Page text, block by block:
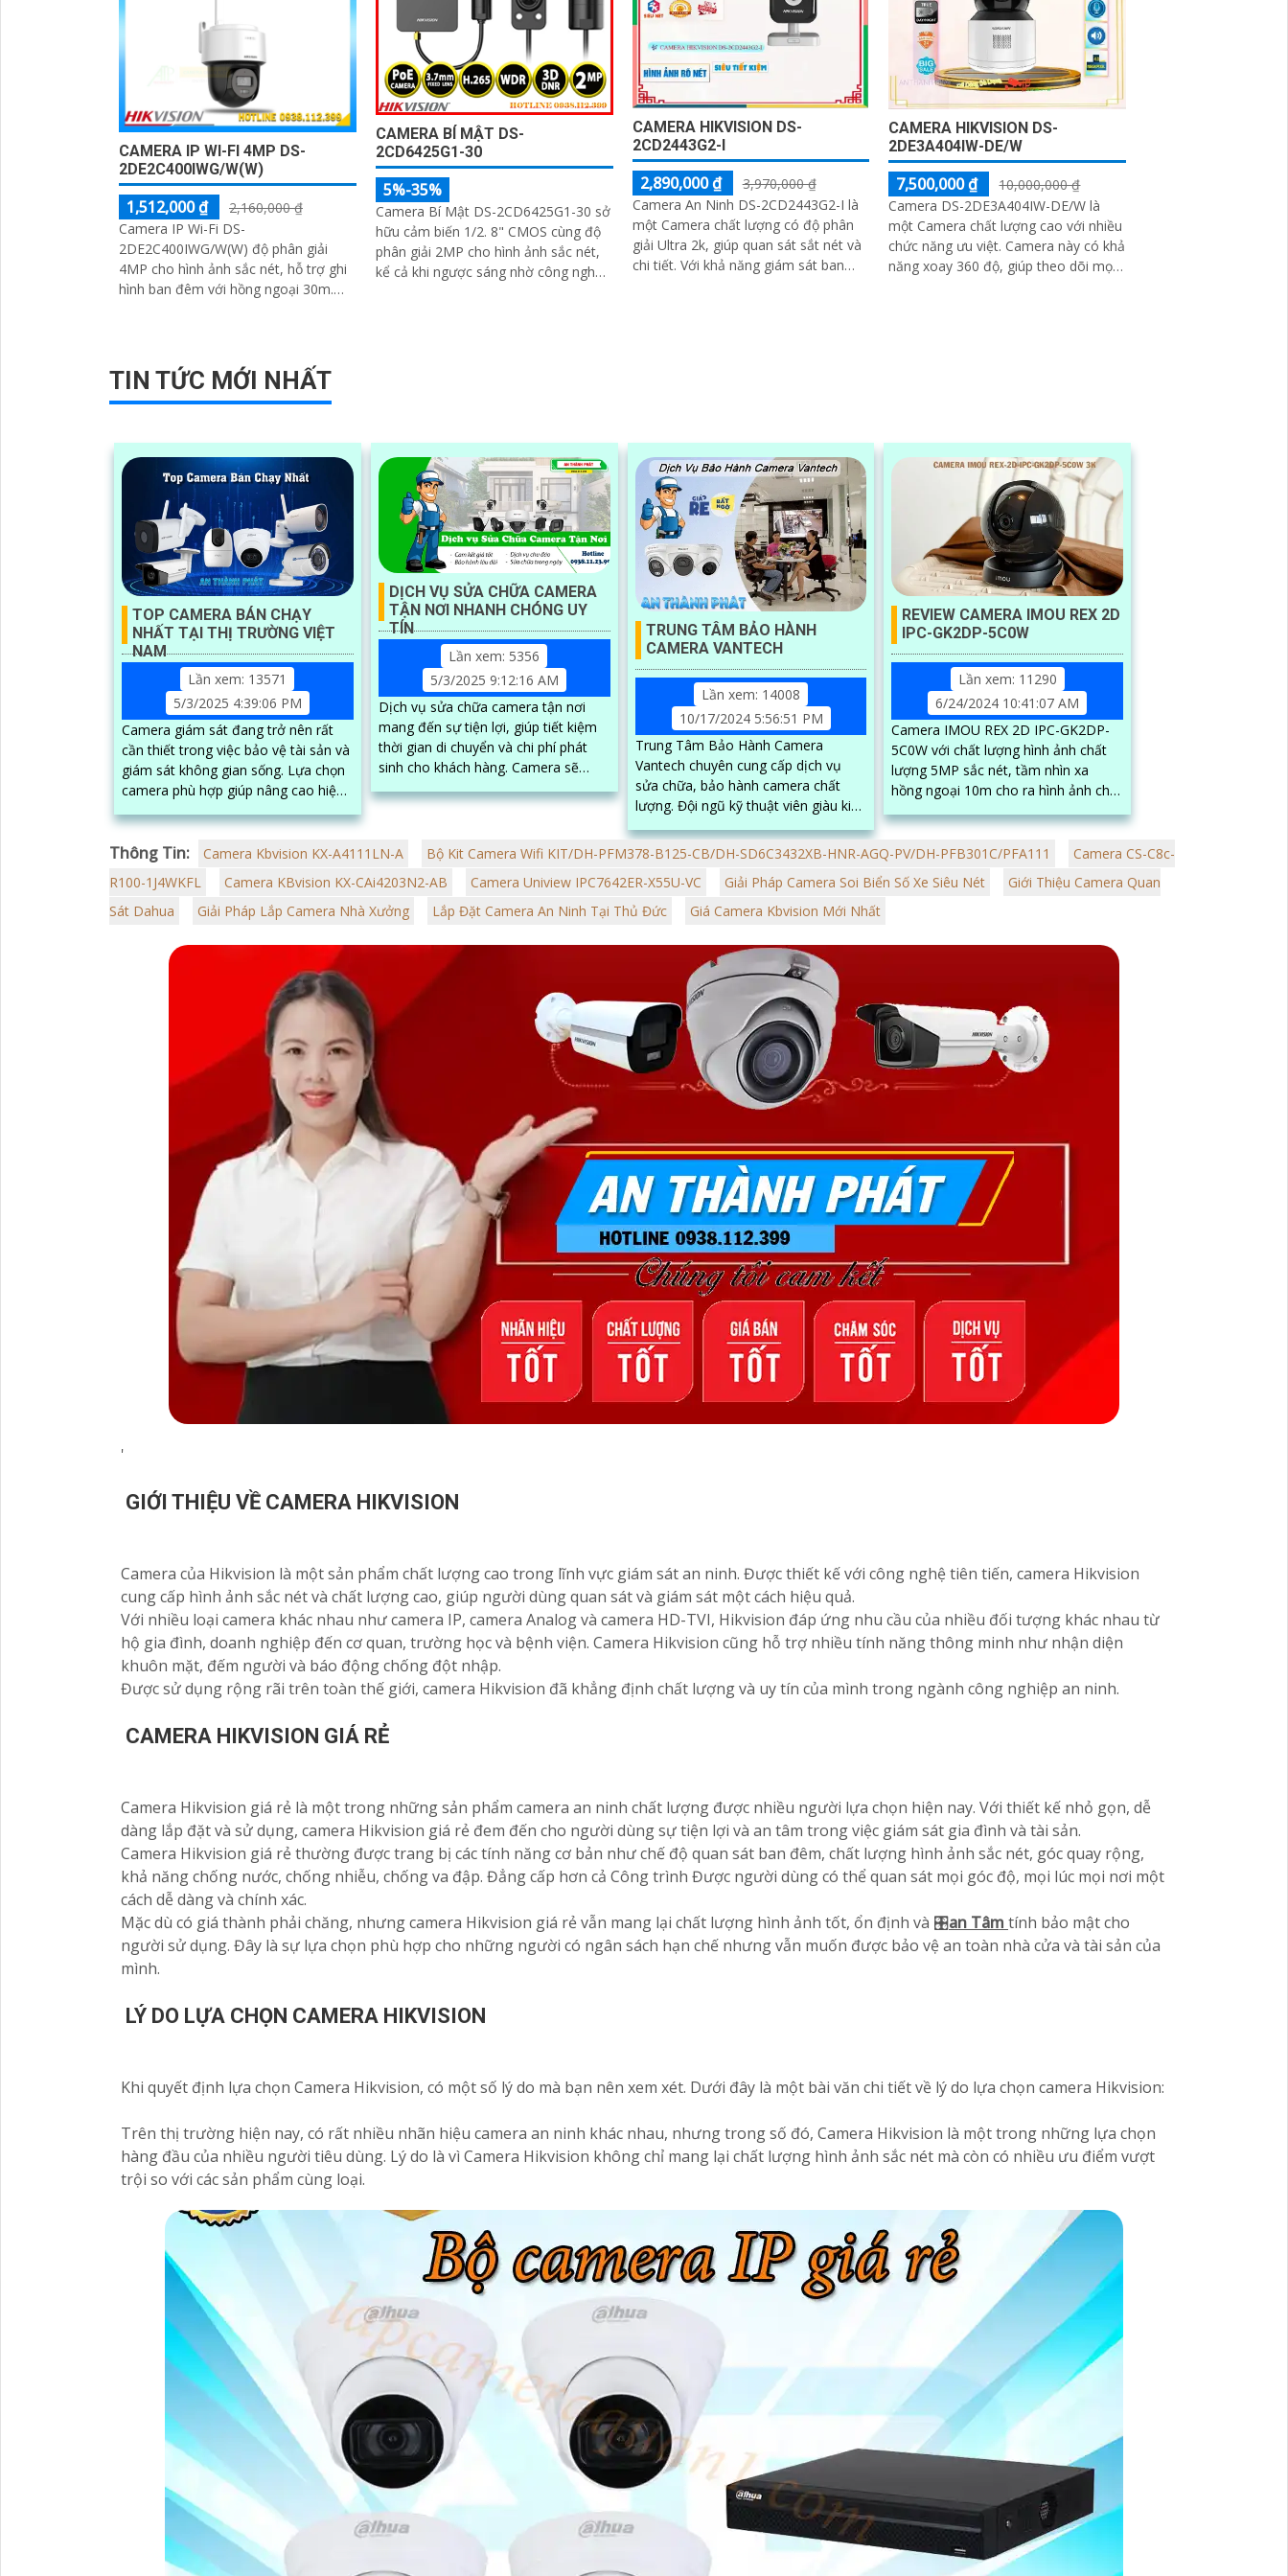
CAMERA IP WI-FI 4MP DS-
2DE2C400IWG/W(W)
1,512,000 ₫
2,160,000 ₫
Camera IP Wi-Fi DS-
2DE2C400IWG/W(W) độ phân giải
4MP cho hình ảnh sắc nét, hỗ trợ ghi
hình ban đêm với hồng ngoại 30m.
CAMERA BÍ MẬT DS-
2CD6425G1-30
5%-35%
Camera Bí Mật DS-2CD6425G1-30 sở
hữu cảm biến 1/2. 8" CMOS cùng độ
phân giải 2MP cho hình ảnh sắc nét,
kể cả khi ngược sáng nhờ công nghệ
CAMERA HIKVISION DS-
2CD2443G2-I
2,890,000 ₫
3,970,000 ₫
Camera An Ninh DS-2CD2443G2-I là
một Camera chất lượng có độ phân
giải Ultra 2k, giúp quan sát sắt nét và
chi tiết. Với khả năng giám sát ban
CAMERA HIKVISION DS-
2DE3A404IW-DE/W
7,500,000 ₫
10,000,000 ₫
Camera DS-2DE3A404IW-DE/W là
một Camera chất lượng cao với nhiều
chức năng ưu việt. Camera này có khả
năng xoay 360 độ, giúp theo dõi mọi
TIN TỨC MỚI NHẤT
TOP CAMERA BÁN CHẠY
NHẤT TẠI THỊ TRƯỜNG VIỆT
NAM
Lần xem: 13571
5/3/2025 4:39:06 PM
Camera giám sát đang trở nên rất
cần thiết trong việc bảo vệ tài sản và
giám sát không gian sống. Lựa chọn
camera phù hợp giúp nâng cao hiệu
quả quan sát, tiết kiệm chi phí và dễ
dàng lắp đặt.
DỊCH VỤ SỬA CHỮA CAMERA
TẬN NƠI NHANH CHÓNG UY
TÍN
Lần xem: 5356
5/3/2025 9:12:16 AM
Dịch vụ sửa chữa camera tận nơi
mang đến sự tiện lợi, giúp tiết kiệm
thời gian di chuyển và chi phí phát
sinh cho khách hàng. Camera sẽ
được kiểm tra, khắc phục sự cố ngay
tại nhà với quy trình nhanh chóng,
TRUNG TÂM BẢO HÀNH
CAMERA VANTECH
Lần xem: 14008
10/17/2024 5:56:51 PM
Trung Tâm Bảo Hành Camera
Vantech chuyên cung cấp dịch vụ
sửa chữa, bảo hành camera chất
lượng. Đội ngũ kỹ thuật viên giàu kinh
nghiệm, nhiệt tình sẽ giúp bạn khắc
phục sự cố nhanh chóng và hiệu quả
REVIEW CAMERA IMOU REX 2D
IPC-GK2DP-5C0W
Lần xem: 11290
6/24/2024 10:41:07 AM
Camera IMOU REX 2D IPC-GK2DP-
5C0W với chất lượng hình ảnh chất
lượng 5MP sắc nét, tầm nhìn xa
hồng ngoại 10m cho ra hình ảnh chất
lượng trong điều kiện ánh sáng yếu.
Một trong...
Thông Tin: Camera Kbvision KX-A4111LN-A Bộ Kit Camera Wifi KIT/DH-PFM378-B125-CB/DH-SD6C3432XB-HNR-AGQ-PV/DH-PFB301C/PFA111
Camera CS-C8c-
R100-1J4WKFL
Camera KBvision KX-CAi4203N2-AB Camera Uniview IPC7642ER-X55U-VC Giải Pháp Camera Soi Biển Số Xe Siêu Nét
Giới Thiệu Camera Quan
Sát Dahua
Giải Pháp Lắp Camera Nhà Xưởng Lắp Đặt Camera An Ninh Tại Thủ Đức Giá Camera Kbvision Mới Nhất
'
GIỚI THIỆU VỀ CAMERA HIKVISION
Camera của Hikvision là một sản phẩm chất lượng cao trong lĩnh vực giám sát an ninh. Được thiết kế với công nghệ tiên tiến, camera Hikvision
cung cấp hình ảnh sắc nét và chất lượng cao, giúp người dùng quan sát và giám sát một cách hiệu quả.
Với nhiều loại camera khác nhau như camera IP, camera Analog và camera HD-TVI, Hikvision đáp ứng nhu cầu của nhiều đối tượng khác nhau từ
hộ gia đình, doanh nghiệp đến cơ quan, trường học và bệnh viện. Camera Hikvision cũng hỗ trợ nhiều tính năng thông minh như nhận diện
khuôn mặt, đếm người và báo động chống đột nhập.
Được sử dụng rộng rãi trên toàn thế giới, camera Hikvision đã khẳng định chất lượng và uy tín của mình trong ngành công nghiệp an ninh.
CAMERA HIKVISION GIÁ RẺ
Camera Hikvision giá rẻ là một trong những sản phẩm camera an ninh chất lượng được nhiều người lựa chọn hiện nay. Với thiết kế nhỏ gọn, dễ
dàng lắp đặt và sử dụng, camera Hikvision giá rẻ đem đến cho người dùng sự tiện lợi và an tâm trong việc giám sát gia đình và tài sản.
Camera Hikvision giá rẻ thường được trang bị các tính năng cơ bản như chế độ quan sát ban đêm, chất lượng hình ảnh sắc nét, góc quay rộng,
khả năng chống nước, chống nhiễu, chống va đập. Đẳng cấp hơn cả Công trình Được người dùng có thể quan sát mọi góc độ, mọi lúc mọi nơi một
cách dễ dàng và chính xác.
Mặc dù có giá thành phải chăng, nhưng camera Hikvision giá rẻ vẫn mang lại chất lượng hình ảnh tốt, ổn định và 🎛an Tâm tính bảo mật cho
người sử dụng. Đây là sự lựa chọn phù hợp cho những người có ngân sách hạn chế nhưng vẫn muốn được bảo vệ an toàn nhà cửa và tài sản của
mình.
LÝ DO LỰA CHỌN CAMERA HIKVISION
Khi quyết định lựa chọn Camera Hikvision, có một số lý do mà bạn nên xem xét. Dưới đây là một bài văn chi tiết về lý do lựa chọn camera Hikvision:
Trên thị trường hiện nay, có rất nhiều nhãn hiệu camera an ninh khác nhau, nhưng trong số đó, Camera Hikvision là một trong những lựa chọn
hàng đầu của nhiều người tiêu dùng. Lý do là vì Camera Hikvision không chỉ mang lại chất lượng hình ảnh sắc nét mà còn có nhiều ưu điểm vượt
trội so với các sản phẩm cùng loại.